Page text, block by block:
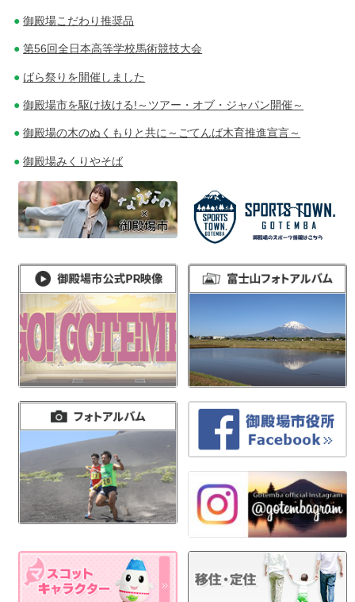
御殿場こだわり推奨品
第56回全日本高等学校馬術競技大会
ばら祭りを開催しました
御殿場市を駆け抜ける!～ツアー・オブ・ジャパン開催～
御殿場の木のぬくもりと共に～ごてんば木育推進宣言～
御殿場みくりやそば